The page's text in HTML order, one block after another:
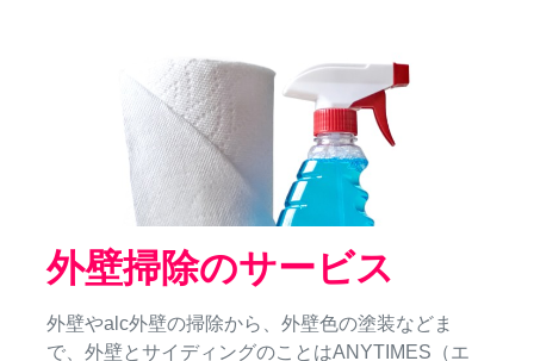
外壁掃除のサービス
外壁やalc外壁の掃除から、外壁色の塗装などま
で、外壁とサイディングのことはANYTIMES（エ